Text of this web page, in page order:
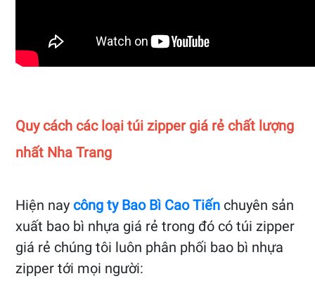
Quy cách các loại túi zipper giá rẻ chất lượng
nhất Nha Trang
Hiện nay công ty Bao Bì Cao Tiến chuyên sản
xuất bao bì nhựa giá rẻ trong đó có túi zipper
giá rẻ chúng tôi luôn phân phối bao bì nhựa
zipper tới mọi người: